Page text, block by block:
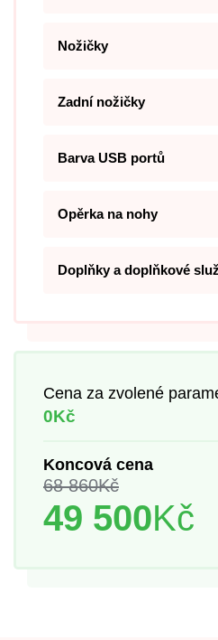
Nožičky
Zadní nožičky
Barva USB portů
Opěrka na nohy
Doplňky a doplňkové
Cena za zvolené
0Kč
Koncová cena
68 860Kč
49 500Kč